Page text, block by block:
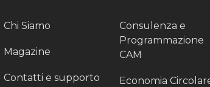
Chi Siamo
Magazine
Contatti e supporto
Consulenza e
Programmazione
CAM
Economia